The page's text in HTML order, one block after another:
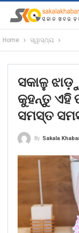
Home ସ୍ୱାସ୍ଥ୍ୟ
ସକାଳୁ
କୁହନ୍ତୁ ଏହି
ସମସ୍ତ
By Sakala